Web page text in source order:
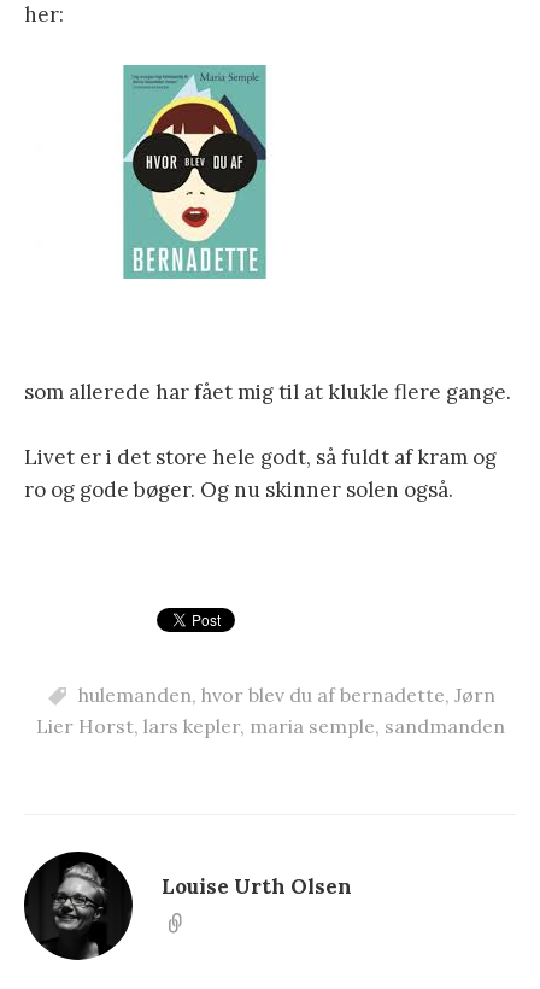
her:
som allerede har fået mig til at klukle flere gange.
Livet er i det store hele godt, så fuldt af kram og
ro og gode bøger. Og nu skinner solen også.
hulemanden, hvor blev du af bernadette, Jørn
Lier Horst, lars kepler, maria semple, sandmanden
Louise Urth Olsen